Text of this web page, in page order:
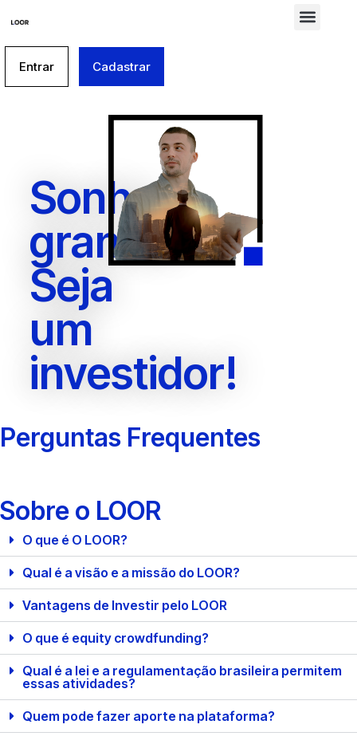
Entrar Cadastrar
Sonhe
grande!
Seja
um
investidor!
Perguntas Frequentes
Sobre o LOOR
O que é O LOOR?
Qual é a visão e a missão do LOOR?
Vantagens de Investir pelo LOOR
O que é equity crowdfunding?
Qual é a lei e a regulamentação brasileira permitem
essas atividades?
Quem pode fazer aporte na plataforma?